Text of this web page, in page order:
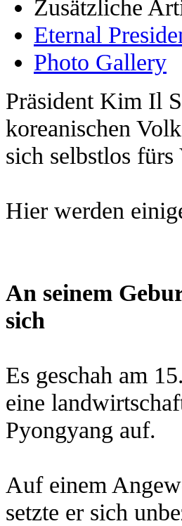
Zusätzliche
Eternal
Photo Gallery
Präsident Kim Il
koreanischen
sich selbstlos
Hier werden
An seinem
sich
Es geschah am
eine
Pyongyang auf.
Auf einem
setzte er sich